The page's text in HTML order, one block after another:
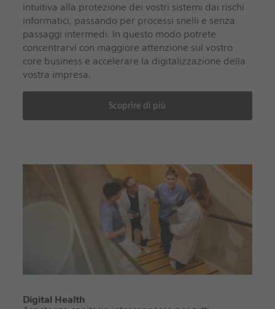
intuitiva alla protezione dei vostri sistemi dai rischi
informatici, passando per processi snelli e senza
passaggi intermedi. In questo modo potrete
concentrarvi con maggiore attenzione sul vostro
core business e accelerare la digitalizzazione della
vostra impresa.
Scoprire di più
Digital Health